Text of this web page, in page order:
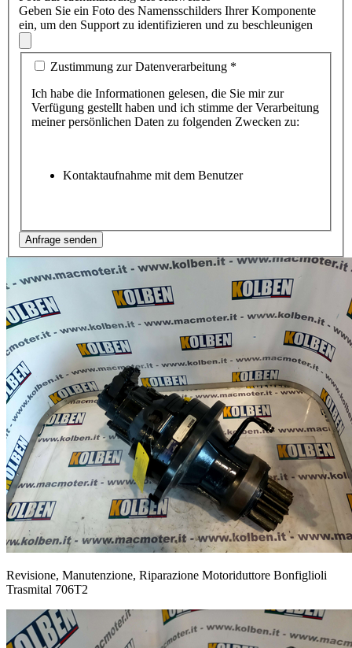
Geben Sie ein Foto des Namensschilders Ihrer Komponente
ein, um den Support zu identifizieren und zu beschleunigen
Zustimmung zur Datenverarbeitung *
Ich habe die Informationen gelesen, die Sie mir zur
Verfügung gestellt haben und ich stimme der Verarbeitung
meiner persönlichen Daten zu folgenden Zwecken zu:
Kontaktaufnahme mit dem Benutzer
Revisione, Manutenzione, Riparazione Motoriduttore Bonfiglioli
Trasmital 706T2